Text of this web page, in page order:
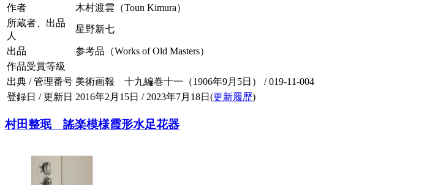
作者
木村渡雲（Toun Kimura）
所蔵者、出品
人
星野新七
出品
参考品（Works of Old Masters）
作品受賞等級
出典 / 管理番号 美術画報 十九編巻十一（1906年9月5日） / 019-11-004
登録日 / 更新日 2016年2月15日 / 2023年7月18日(更新履歴)
村田整珉 謠楽模様霞形水足花器